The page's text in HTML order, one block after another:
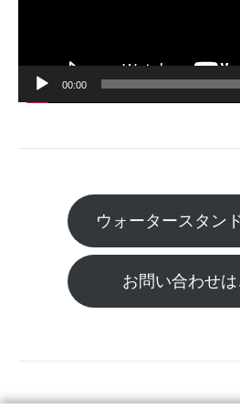
00:00
ウォータースタン
お問い合わせは